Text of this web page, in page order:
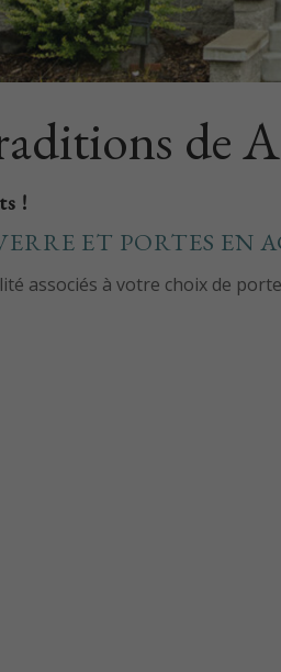
de
!
ET PORTES
associés à votre choix de